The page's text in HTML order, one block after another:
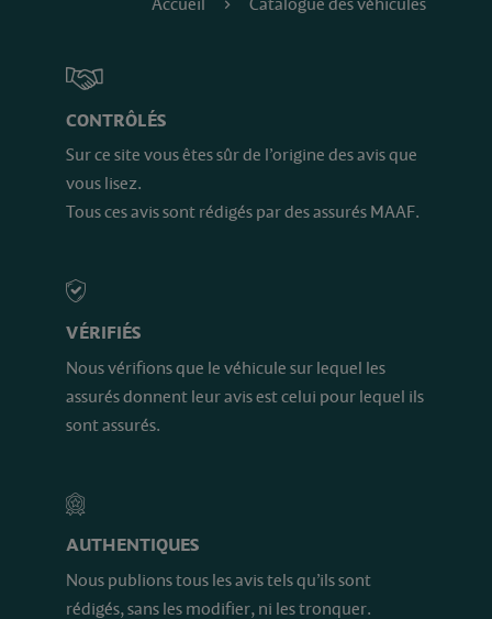
Accueil Catalogue des véhicules
CONTRÔLÉS
Sur ce site vous êtes sûr de l’origine des avis que
vous lisez.
Tous ces avis sont rédigés par des assurés MAAF.
VÉRIFIÉS
Nous vérifions que le véhicule sur lequel les
assurés donnent leur avis est celui pour lequel ils
sont assurés.
AUTHENTIQUES
Nous publions tous les avis tels qu’ils sont
rédigés, sans les modifier, ni les tronquer.